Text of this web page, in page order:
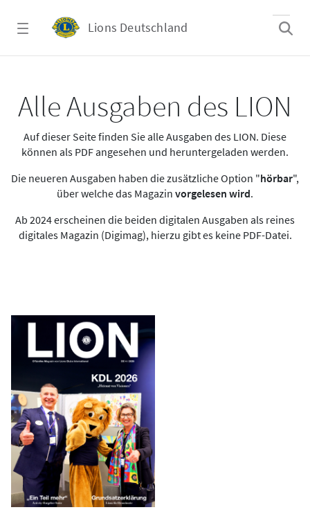
Lions Deutschland
Alle Ausgaben des LION
Auf dieser Seite finden Sie alle Ausgaben des LION. Diese
können als PDF angesehen und heruntergeladen werden.
Die neueren Ausgaben haben die zusätzliche Option "hörbar",
über welche das Magazin vorgelesen wird.
Ab 2024 erscheinen die beiden digitalen Ausgaben als reines
digitales Magazin (Digimag), hierzu gibt es keine PDF-Datei.